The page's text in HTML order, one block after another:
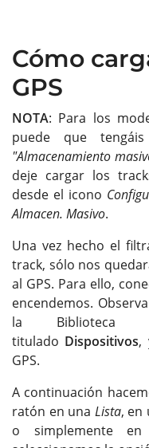
Cómo
GPS
NOTA: Para los
puede que
"Almacenamiento
deje cargar los
desde el icono
Almacen. Masivo.
Una vez hecho el
track, sólo nos
al GPS. Para ello,
encendemos.
la Biblioteca
titulado Dispositivos,
GPS.
A continuación
ratón en una Lista, en
o simplemente